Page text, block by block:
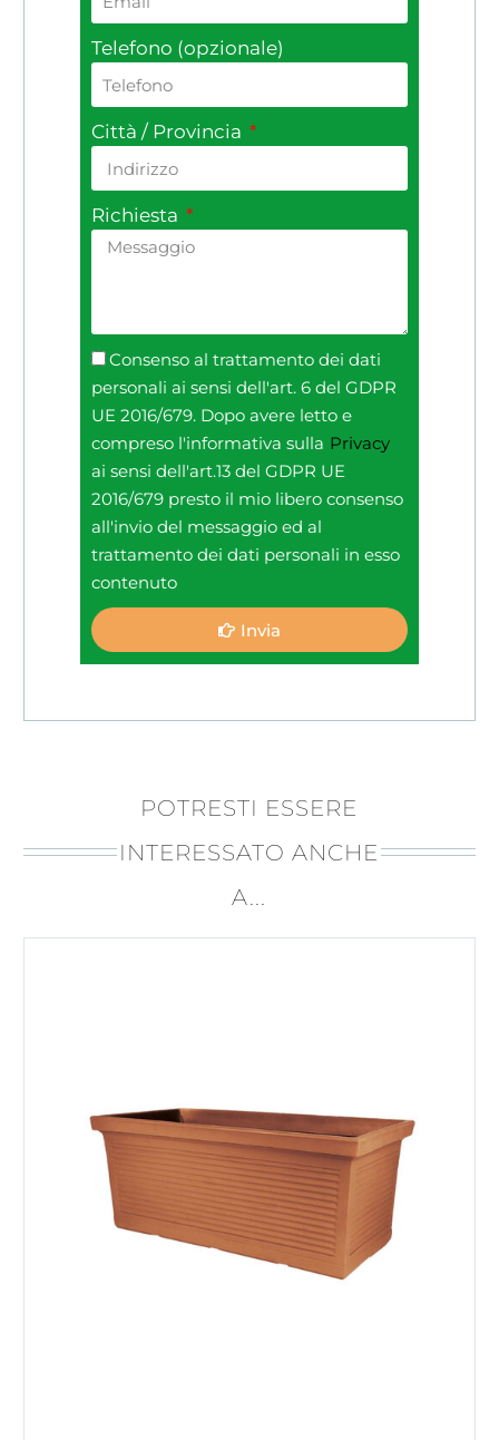
Telefono (opzionale)
Città / Provincia
Richiesta
Consenso al trattamento dei dati
personali ai sensi dell'art. 6 del GDPR
UE 2016/679. Dopo avere letto e
compreso l'informativa sulla Privacy
ai sensi dell'art.13 del GDPR UE
2016/679 presto il mio libero consenso
all'invio del messaggio ed al
trattamento dei dati personali in esso
contenuto
Invia
POTRESTI ESSERE
INTERESSATO ANCHE
A...